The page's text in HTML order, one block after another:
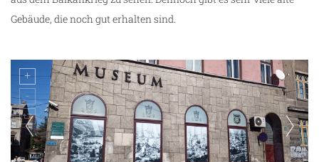
Gebäude, die noch gut erhalten sind.